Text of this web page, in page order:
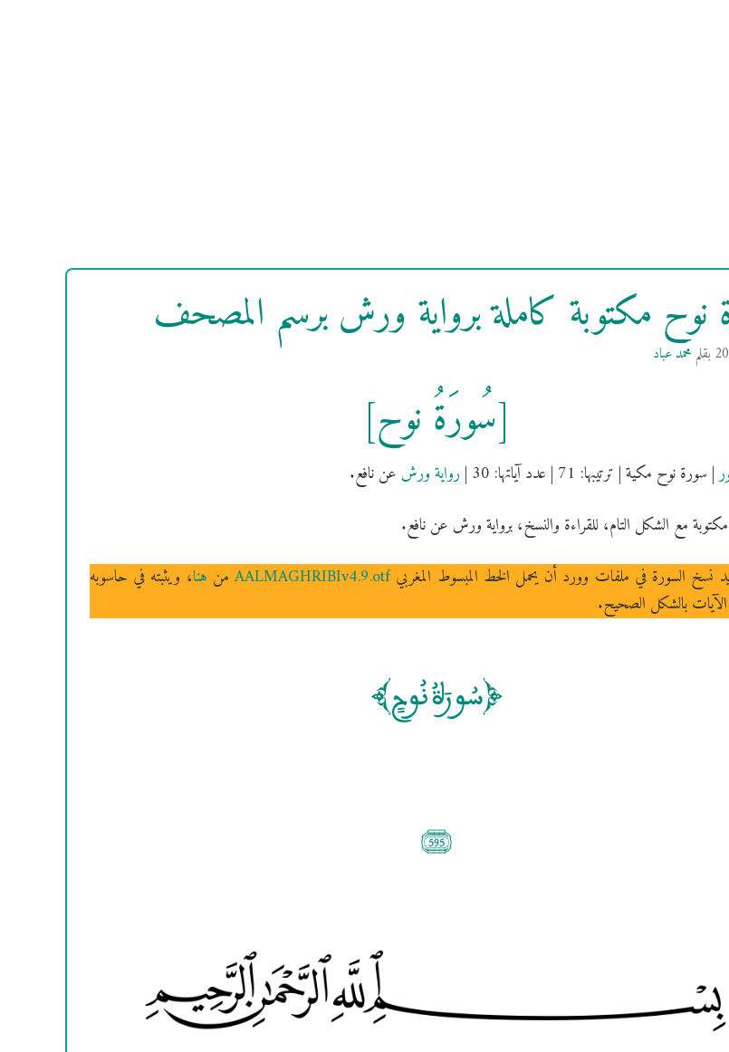
نوح مكتوبة كاملة برواية ورش برسم المصحف
بقلممحمد عباد
[سُورَةُ نوح]
| سورة نوح مكية | ترتيبها: 71 | عدد آياتها: 30 | رواية ورشعن نافع.
مع الشكل التام، للقراءة والنسخ، برواية ورش عن نافع.
نسخ السورة في ملفات وورد أن يحمل الخط المبسوط المغربيAALMAGHRIBIv4.9.otfمن هنا، ويثبته في حاسوبه
بالشكل الصحيح.
[سُورَةُ نُوحٖ]
(595)